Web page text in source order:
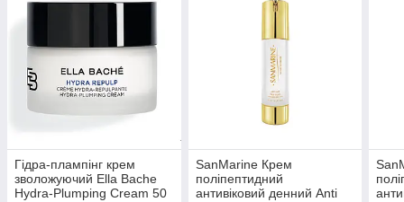
Гідра-плампінг крем
зволожуючий Ella Bache
Hydra-Plumping Cream 50
SanMarine Крем
поліпептидний
антивіковий денний Anti